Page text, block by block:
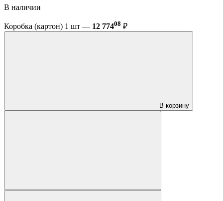
В наличии
Коробка (картон) 1 шт — 12 77408 ₽
В корзину